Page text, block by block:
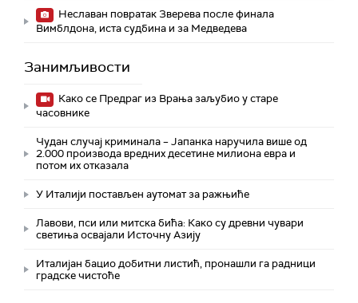
Неславан повратак Зверева после финала
Вимблдона, иста судбина и за Медведева
Занимљивости
Како се Предраг из Врања заљубио у старе
часовнике
Чудан случај криминала – Јапанка наручила више од
2.000 производа вредних десетине милиона евра и
потом их отказала
У Италији постављен аутомат за ражњиће
Лавови, пси или митска бића: Како су древни чувари
светиња освајали Источну Азију
Италијан бацио добитни листић, пронашли га радници
градске чистоће